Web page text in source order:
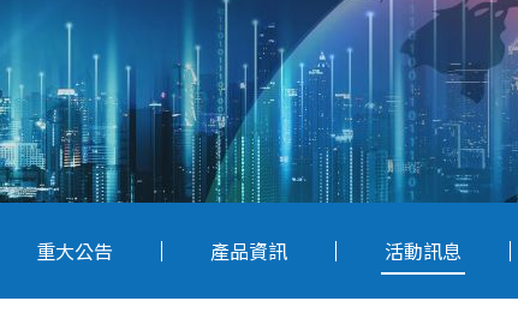
重大公告 產品資訊 活動訊息